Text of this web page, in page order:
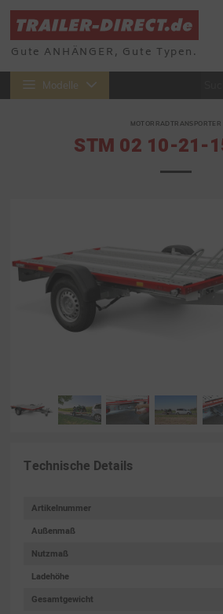
Gute ANHÄNGER, Gute Typen.
Modelle
MOTORRADTRANSPORTER
STM 02 10-21-
Technische Details
Artikelnummer
Außenmaß
Nutzmaß
Ladehöhe
Gesamtgewicht